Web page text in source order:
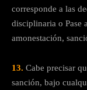
corresponde a las
disciplinaria o Pase
amonestación,
13. Cabe precisar
sanción, bajo